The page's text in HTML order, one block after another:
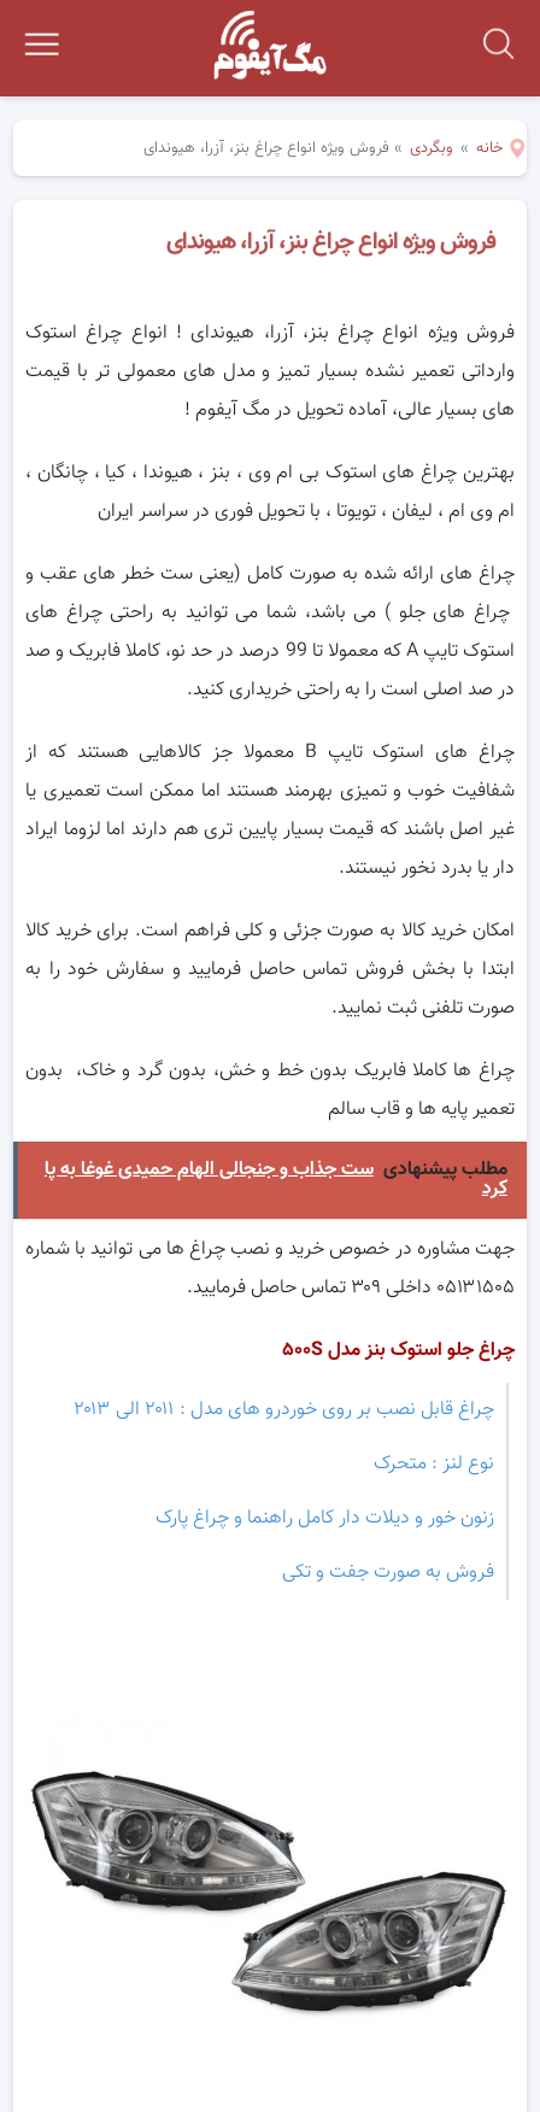
خانه » وبگردی » فروش ویژه انواع چراغ بنز، آزرا، هیوندای
فروش ویژه انواع چراغ بنز، آزرا، هیوندای
فروش ویژه انواع چراغ بنز، آزرا، هیوندای ! انواع چراغ استوک
وارداتی تعمیر نشده بسیار تمیز و مدل های معمولی تر با قیمت
های بسیار عالی، آماده تحویل در مگ آیفوم !
بهترین چراغ های استوک بی ام وی ، بنز ، هیوندا ، کیا ، چانگان ،
ام وی ام ، لیفان ، تویوتا ، با تحویل فوری در سراسر ایران
چراغ های ارائه شده به صورت کامل (یعنی ست خطر های عقب و
چراغ های جلو ) می باشد، شما می توانید به راحتی چراغ های
استوک تایپ A که معمولا تا 99 درصد در حد نو، کاملا فابریک و صد
در صد اصلی است را به راحتی خریداری کنید.
چراغ های استوک تایپ B معمولا جز کالاهایی هستند که از
شفافیت خوب و تمیزی بهرمند هستند اما ممکن است تعمیری یا
غیر اصل باشند که قیمت بسیار پایین تری هم دارند اما لزوما ایراد
دار یا بدرد نخور نیستند.
امکان خرید کالا به صورت جزئی و کلی فراهم است. برای خرید کالا
ابتدا با بخش فروش تماس حاصل فرمایید و سفارش خود را به
صورت تلفنی ثبت نمایید.
چراغ ها کاملا فابریک بدون خط و خش، بدون گرد و خاک، بدون
تعمیر پایه ها و قاب سالم
مطلب پیشنهادی ست جذاب و جنجالی الهام حمیدی غوغا به پا
کرد
جهت مشاوره در خصوص خرید و نصب چراغ ها می توانید با شماره
۰۵۱۳۱۵۰۵ داخلی ۳۰۹ تماس حاصل فرمایید.
چراغ جلو استوک بنزمدل ۵۰۰S
چراغ قابل نصب بر روی خوردرو های مدل : ۲۰۱۱ الی ۲۰۱۳
نوع لنز : متحرک
زنون خور و دیلات دار کامل راهنما و چراغ پارک
فروش به صورت جفت و تکی